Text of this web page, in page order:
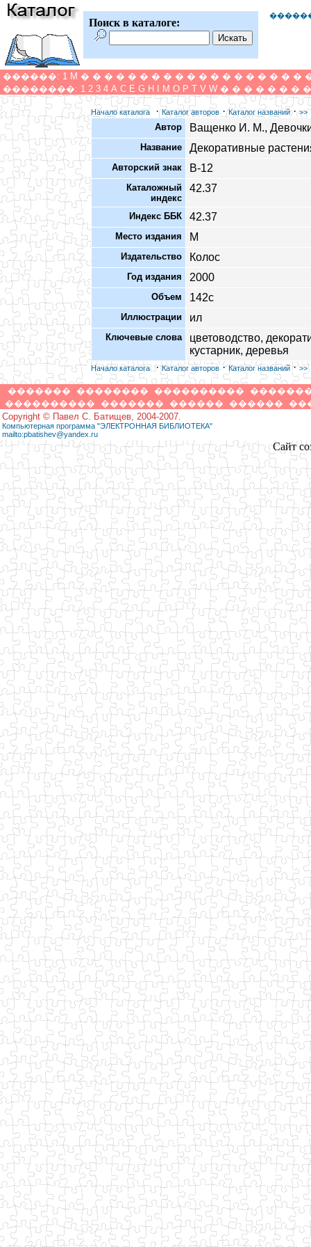
Поиск в каталоге:
������: 1 M � � � � � � � � � � � � � � � � � � �
��������: 1 2 3 4 A C E G H M O P T V W � � � � � � � �
Начало каталога ·Каталог авторов ·Каталог названий·>>
Автор Ващенко И. М.,
Название Декоративные
Авторский знак В-12
Каталожный
индекс
42.37
Индекс ББК 42.37
Место издания М
Издательство Колос
Год издания 2000
Объем 142с
Иллюстрации ил
Ключевые слова
цветоводство,
кустарник, деревья
Начало каталога·Каталог авторов·Каталог названий·>>
������� �������� ����������
���������� ������� ������ ������
Copyright © Павел С. Батищев, 2004-2007.
Компьютерная программа "ЭЛЕКТРОННАЯ БИБЛИОТЕКА"
mailto:pbatishev@yandex.ru
Сайт